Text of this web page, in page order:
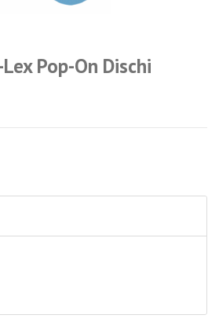
prezzi
Pop-On Dischi